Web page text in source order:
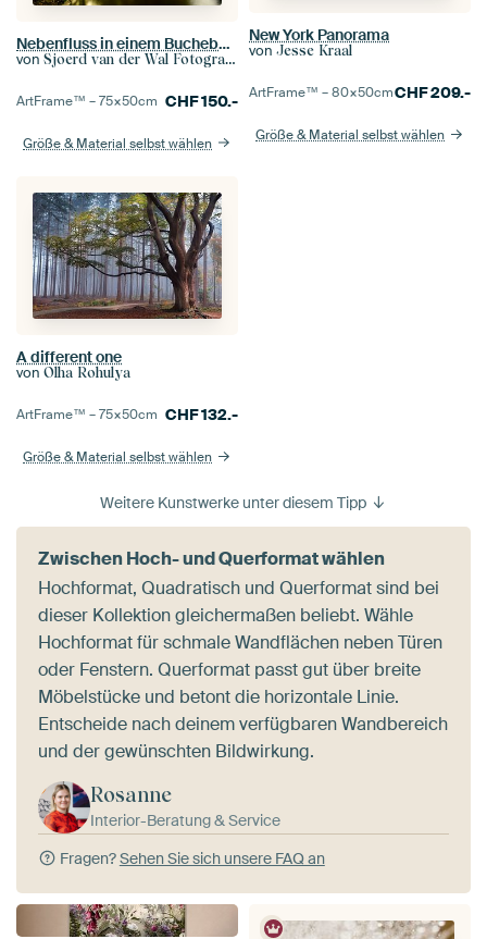
Nebenfluss in einem Buchebaumwald während eines frühen Herbstmorgens
von Sjoerd van der Wal Fotografie
ArtFrame™ –75×50cm CHF150.-
Größe & Material selbst wählen
New York Panorama
von Jesse Kraal
ArtFrame™ –80×50cmCHF209.-
Größe & Material selbst wählen
A different one
von Olha Rohulya
ArtFrame™ –75×50cm CHF132.-
Größe & Material selbst wählen
Weitere Kunstwerke unter diesem Tipp
Zwischen Hoch- und Querformat wählen
Hochformat, Quadratisch und Querformat sind bei
dieser Kollektion gleichermaßen beliebt. Wähle
Hochformat für schmale Wandflächen neben Türen
oder Fenstern. Querformat passt gut über breite
Möbelstücke und betont die horizontale Linie.
Entscheide nach deinem verfügbaren Wandbereich
und der gewünschten Bildwirkung.
Rosanne
Interior-Beratung & Service
Fragen?Sehen Sie sich unsere FAQ an